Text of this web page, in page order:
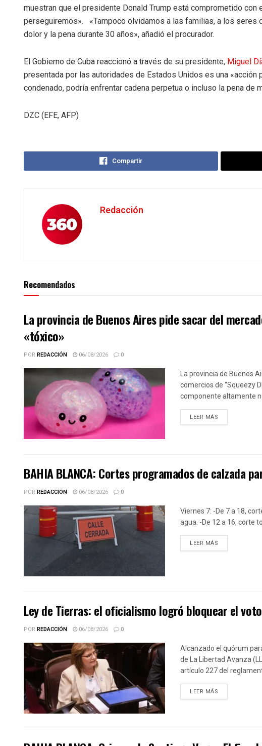
muestran que el presidente Donald Trump está comprometido
perseguiremos». «Tampoco olvidamos a las familias, a los seres
dolor y la pena durante 30 años», añadió el procurador.
El Gobierno de Cuba reaccionó a través de su presidente, Miguel
presentada por las autoridades de Estados Unidos es una
condenado, podría enfrentar cadena perpetua o incluso la pena de
DZC (EFE, AFP)
Compartir
Redacción
Recomendados
La provincia de Buenos Aires pide sacar del
«tóxico»
POR REDACCIÓN 06/08/2026 0
La provincia de Buenos
comercios de “Squeezy
componente altamente
LEER MÁS
BAHIA BLANCA: Cortes programados de calzada
POR REDACCIÓN 06/08/2026 0
Viernes 7: -De 7 a 18,
agua. -De 12 a 16, corte
LEER MÁS
Ley de Tierras: el oficialismo logró bloquear el
POR REDACCIÓN 06/08/2026 0
Alcanzado el quórum
de La Libertad Avanza
artículo 227 del
LEER MÁS